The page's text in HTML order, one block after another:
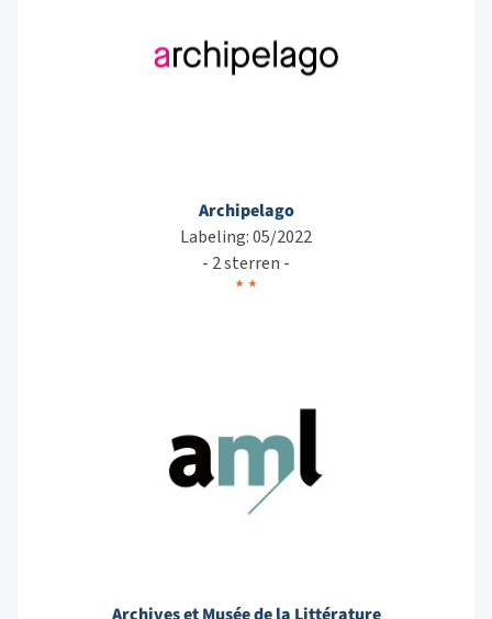
Archipelago
Labeling: 05/2022
- 2 sterren -